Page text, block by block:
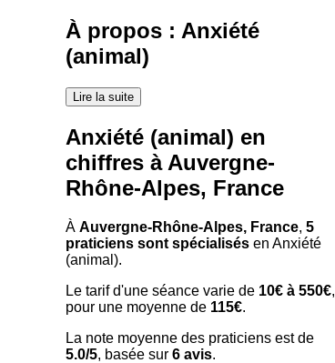
À propos : Anxiété
(animal)
Lire la suite
Anxiété (animal) en
chiffres à Auvergne-
Rhône-Alpes, France
À Auvergne-Rhône-Alpes, France, 5
praticiens sont spécialisés en Anxiété
(animal).
Le tarif d'une séance varie de 10€ à 550€,
pour une moyenne de 115€.
La note moyenne des praticiens est de
5.0/5, basée sur 6 avis.